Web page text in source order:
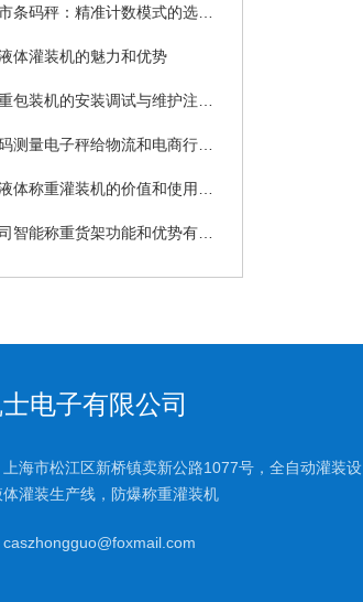
体灌装机的魅力和优势
士电子有限公司
海市松江区新桥镇卖新公路1077号，全自动灌装设
灌装生产线，防爆称重灌装机
caszhongguo@foxmail.com